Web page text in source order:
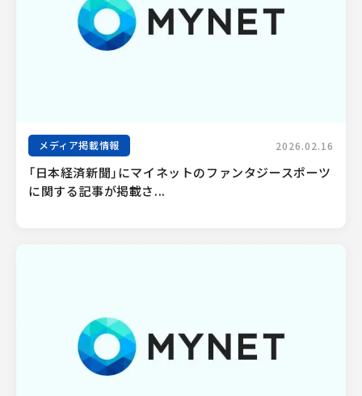
メディア掲載情報 2026.02.16
「日本経済新聞」にマイネットのファンタジースポーツ
に関する記事が掲載さ...